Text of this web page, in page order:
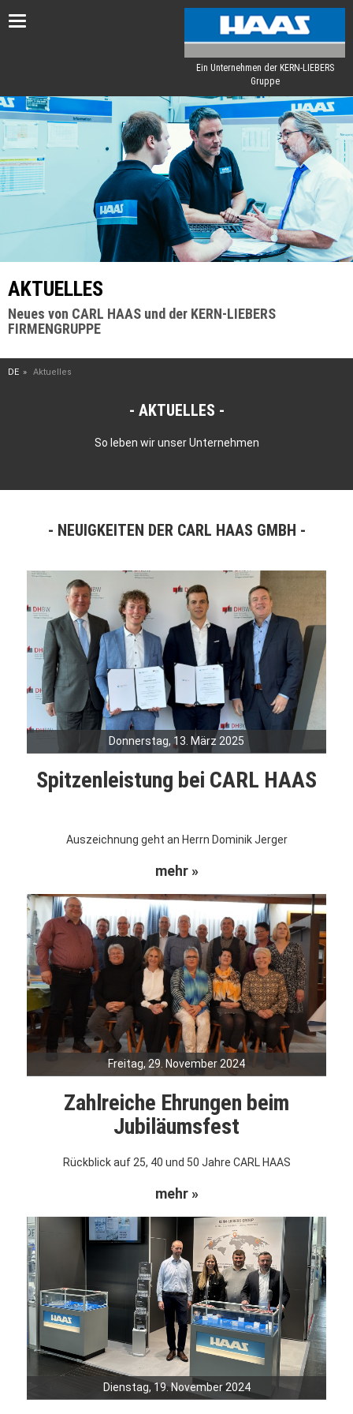
Toggle
Ein Unternehmen der KERN-LIEBERS
Gruppe
AKTUELLES
Neues von CARL HAAS und der KERN-LIEBERS
FIRMENGRUPPE
DE Aktuelles
AKTUELLES
So leben wir unser Unternehmen
NEUIGKEITEN DER CARL HAAS GMBH
Donnerstag, 13. März 2025
Spitzenleistung bei CARL HAAS
Auszeichnung geht an Herrn Dominik Jerger
mehr »
Freitag, 29. November 2024
Zahlreiche Ehrungen beim
Jubiläumsfest
Rückblick auf 25, 40 und 50 Jahre CARL HAAS
mehr »
Dienstag, 19. November 2024